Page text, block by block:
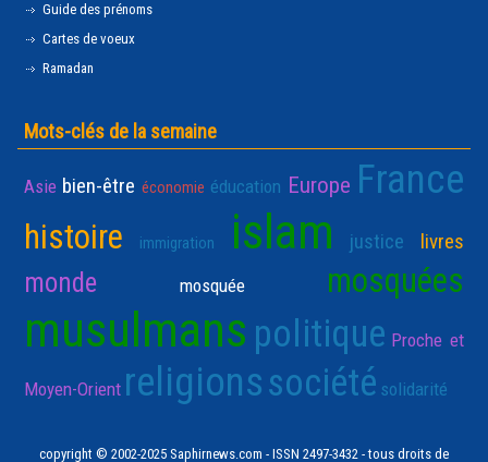
Guide des prénoms
Cartes de voeux
Ramadan
Mots-clés de la semaine
Asie bien-être économie éducation Europe France
histoire immigration islam justice livres
monde mosquée mosquées
musulmans politique Proche et
Moyen-Orient religionssociété solidarité
copyright © 2002-2025 Saphirnews.com - ISSN 2497-3432 - tous droits de